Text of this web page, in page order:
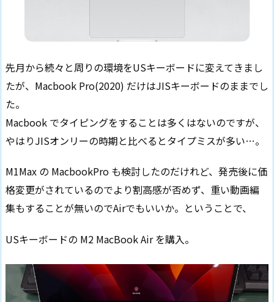
先月から続々と周りの環境をUSキーボードに変えてきまし
たが、Macbook Pro(2020) だけはJISキーボードのままでし
た。
Macbook でタイピングをすることは多くはないのですが、
やはりJISオンリーの時期と比べるとタイプミスが多い…。
M1Max の MacbookPro も検討したのだけれど、発売後に価
格変更がされているのでより割高感が否めず、重い動画編
集もすることが無いのでAirでもいいか。ということで、
USキーボードの M2 MacBook Air を購入。